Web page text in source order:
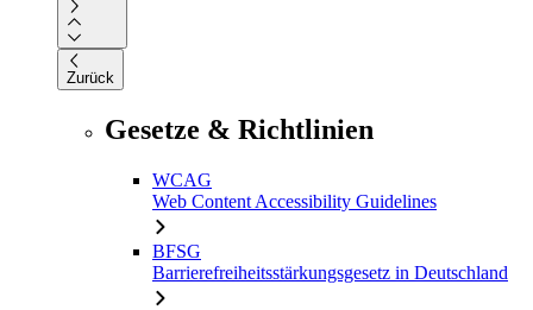
Zurück
Gesetze & Richtlinien
WCAG
Web Content Accessibility Guidelines
BFSG
Barrierefreiheitsstärkungsgesetz in Deutschland